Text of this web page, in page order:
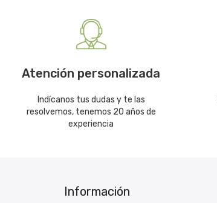
Atención personalizada
Indícanos tus dudas y te las
resolvemos, tenemos 20 años de
experiencia
Información